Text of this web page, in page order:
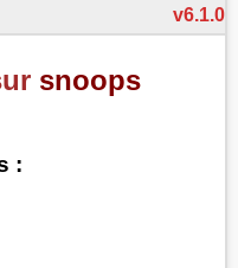
v6.1.0
snoops
: